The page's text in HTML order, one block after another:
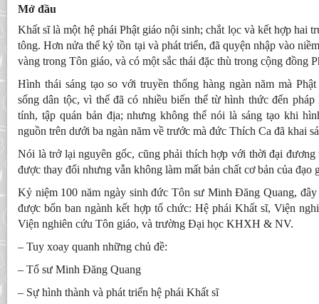
Mở đầu
Khất sĩ là một hệ phái Phật giáo nội sinh; chắt lọc và kết hợp hai
tông. Hơn nửa thế kỷ tồn tại và phát triển, đã quyện nhập vào
vàng trong Tôn giáo, và có một sắc thái đặc thù trong cộng đồng
Hình thái sáng tạo so với truyền thống hàng ngàn năm mà
sống dân tộc, vì thế đã có nhiều biến thể từ hình thức đến
tính, tập quán bản địa; nhưng không thể nói là sáng tạo khi
nguồn trên dưới ba ngàn năm về trước mà đức Thích Ca đã khai
Nói là trở lại nguyên gốc, cũng phải thích hợp với thời đại đương
được thay đổi nhưng vẫn không làm mất bản chất cơ bản của đạo
Kỷ niệm 100 năm ngày sinh đức Tôn sư Minh Đăng Quang,
được bốn ban ngành kết hợp tổ chức: Hệ phái Khất sĩ, Viện
Viện nghiên cứu Tôn giáo, và trường Đại học KHXH & NV.
– Tuy xoay quanh những chủ đề:
– Tổ sư Minh Đăng Quang
– Sự hình thành và phát triển hệ phái Khất sĩ